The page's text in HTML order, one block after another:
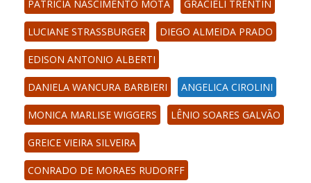
PATRÍCIA NASCIMENTO MOTA GRACIELI TRENTIN
LUCIANE STRASSBURGER DIEGO ALMEIDA PRADO
EDISON ANTONIO ALBERTI
DANIELA WANCURA BARBIERI ANGELICA CIROLINI
MONICA MARLISE WIGGERS LÊNIO SOARES GALVÃO
GREICE VIEIRA SILVEIRA
CONRADO DE MORAES RUDORFF